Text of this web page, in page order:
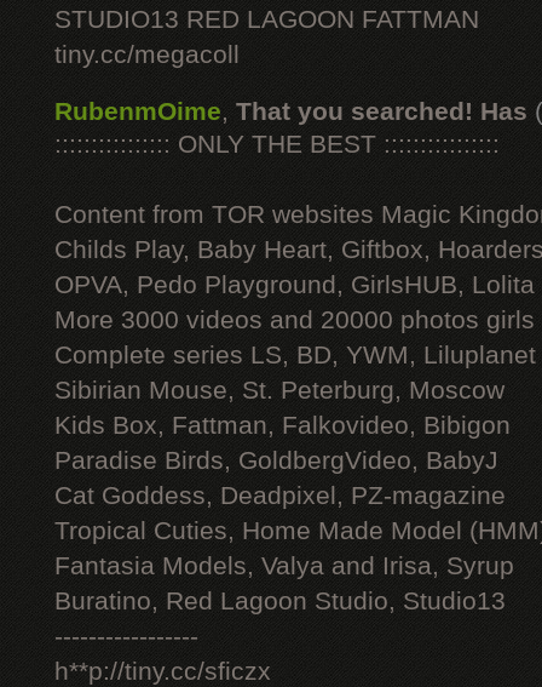
STUDIO13 RED LAGOON FATTMAN
tiny.cc/megacoll
RubenmOime, That you searched! Has
:::::::::::::::: ONLY THE BEST ::::::::::::::::
Content from TOR websites Magic
Childs Play, Baby Heart, Giftbox,
OPVA, Pedo Playground, GirlsHUB, Lolita
More 3000 videos and 20000 photos
Complete series LS, BD, YWM, Liluplanet
Sibirian Mouse, St. Peterburg, Moscow
Kids Box, Fattman, Falkovideo, Bibigon
Paradise Birds, GoldbergVideo, BabyJ
Cat Goddess, Deadpixel, PZ-magazine
Tropical Cuties, Home Made Model
Fantasia Models, Valya and Irisa, Syrup
Buratino, Red Lagoon Studio, Studio13
-----------------
h**p://tiny.cc/sficzx